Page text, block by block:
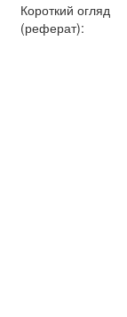
Короткий огляд
(реферат):